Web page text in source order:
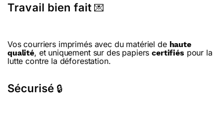
Travail bien fait 💌
Vos courriers imprimés avec du matériel de haute
qualité, et uniquement sur des papierscertifiés pour la
lutte contre la déforestation.
Sécurisé 🔒